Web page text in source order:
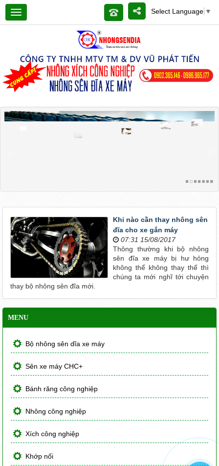
Select Language ▼
Khi nào cần thay nhông sên
đĩa cho xe gắn máy
07:31 15/08/2017
Thông thường khi bộ nhông
sên đĩa xe máy bị hư hỏng
không thể không thay thế thì
chúng ta mới nghĩ tới chuyện
thay bộ nhông sên đĩa mới.
MENU
Bộ nhông sên dĩa xe máy
Sên xe máy CHC+
Bánh răng công nghiệp
Nhông công nghiệp
Xích công nghiệp
Khớp nối